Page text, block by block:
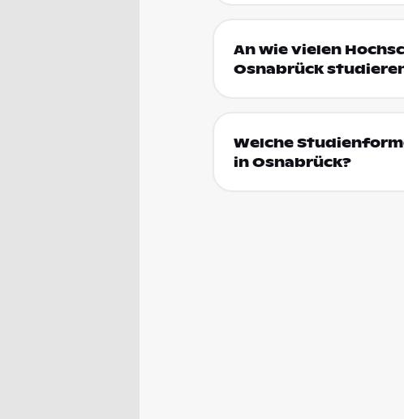
An wie vielen
Osnabrück
Welche
in Osnabrück?